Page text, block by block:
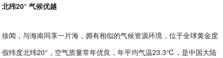
北纬20° 气候优越
徐闻，与海南同享一片海，拥有相似的气候资源环境，位于全球黄金度
假纬度北纬20°，空气质量常年优良，年平均气温23.3℃，是中国大陆